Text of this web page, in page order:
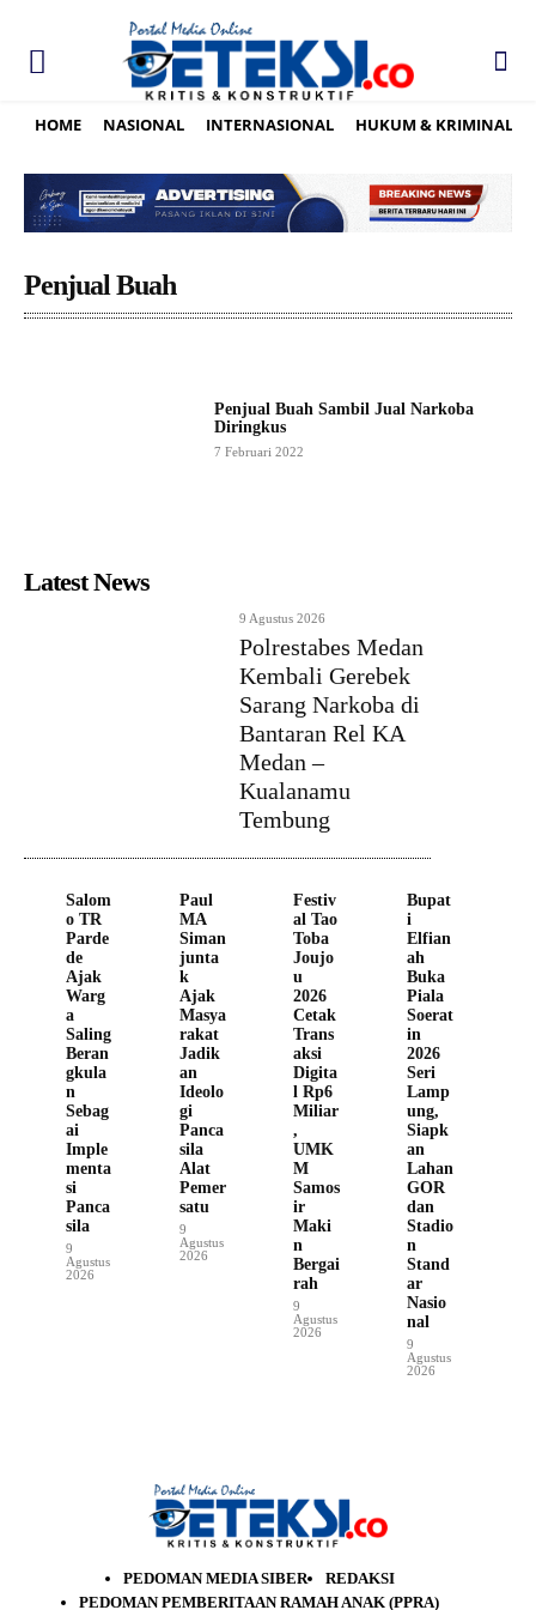
HOME NASIONAL INTERNASIONAL HUKUM & KRIMINAL
Penjual Buah
Penjual Buah Sambil Jual Narkoba
Diringkus
7 Februari 2022
Latest News
9 Agustus 2026
Polrestabes Medan
Kembali Gerebek
Sarang Narkoba di
Bantaran Rel KA
Medan –
Kualanamu
Tembung
Salom
o TR
Parde
de
Ajak
Warg
a
Saling
Beran
gkula
n
Sebag
ai
Imple
menta
si
Panca
sila
9
Agustus
2026
Paul
MA
Siman
junta
k
Ajak
Masya
rakat
Jadik
an
Ideolo
gi
Panca
sila
Alat
Pemer
satu
9
Agustus
2026
Festiv
al Tao
Toba
Joujo
u
2026
Cetak
Trans
aksi
Digita
l Rp6
Miliar
,
UMK
M
Samos
ir
Maki
n
Bergai
rah
9
Agustus
2026
Bupat
i
Elfian
ah
Buka
Piala
Soerat
in
2026
Seri
Lamp
ung,
Siapk
an
Lahan
GOR
dan
Stadio
n
Stand
ar
Nasio
nal
9
Agustus
2026
PEDOMAN MEDIA SIBER
REDAKSI
PEDOMAN PEMBERITAAN RAMAH ANAK (PPRA)